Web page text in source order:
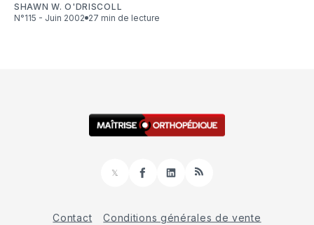
SHAWN W. O'DRISCOLL
N°115 - Juin 2002
27 min de lecture
𝕏
FacebookLinkedInRSS
Contact Conditions générales de vente